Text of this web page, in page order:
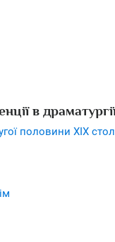
в
половини ХІХ